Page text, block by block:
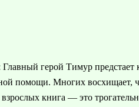
герой Тимур
помощи. Многих восхищает,
книга — это